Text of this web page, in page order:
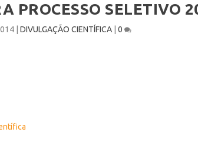
PROCESSO SELETIVO
|DIVULGAÇÃO CIENTÍFICA |0